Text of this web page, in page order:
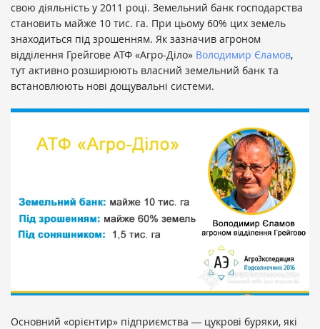
свою діяльність у 2011 році. Земельний банк господарства
становить майже 10 тис. га. При цьому 60% цих земель
знаходиться під зрошенням. Як зазначив агроном
відділення Грейгове АТФ «Агро-Діло» Володимир Єламов,
тут активно розширюють власний земельний банк та
встановлюють нові дощувальні системи.
Основний «орієнтир» підприємства ― цукрові буряки, які